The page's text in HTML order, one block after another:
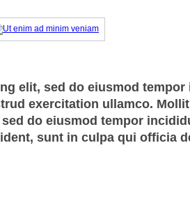
elit, sed do eiusmod
exercitation ullamco.
do eiusmod tempor
sunt in culpa qui officia